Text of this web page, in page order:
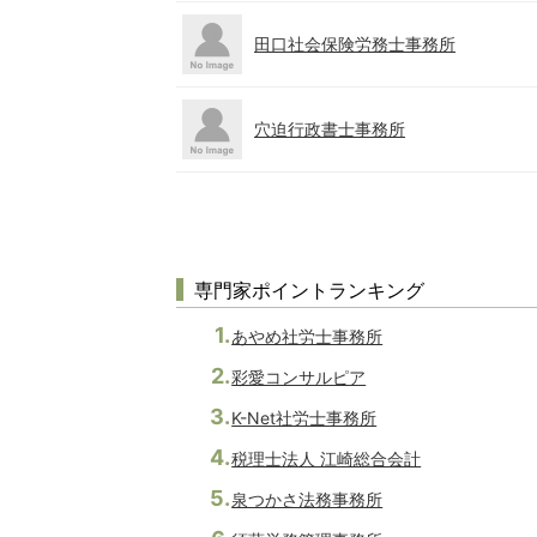
田口社会保険労務士事務所
穴迫行政書士事務所
専門家ポイントランキング
あやめ社労士事務所
彩愛コンサルピア
K-Net社労士事務所
税理士法人 江崎総合会計
泉つかさ法務事務所